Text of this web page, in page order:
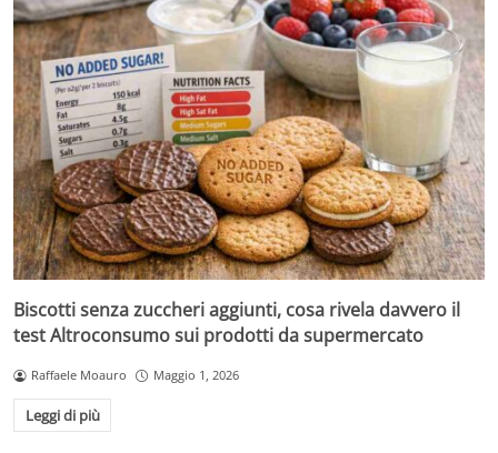
Biscotti senza zuccheri aggiunti, cosa rivela davvero il
test Altroconsumo sui prodotti da supermercato
Raffaele Moauro Maggio 1, 2026
Leggi di più